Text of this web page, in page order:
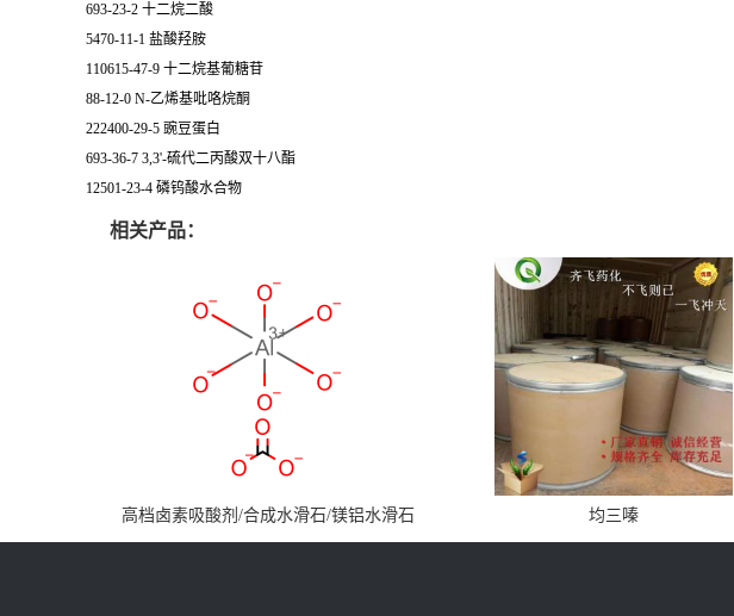
693-23-2 十二烷二酸
5470-11-1 盐酸羟胺
110615-47-9 十二烷基葡糖苷
88-12-0 N-乙烯基吡咯烷酮
222400-29-5 豌豆蛋白
693-36-7 3,3'-硫代二丙酸双十八酯
12501-23-4 磷钨酸水合物
相关产品：
高档卤素吸酸剂/合成水滑石/镁铝水滑石 均三嗪